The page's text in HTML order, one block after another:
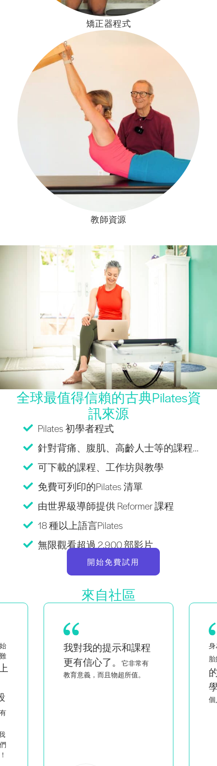
矯正器程式
教師資源
全球最值得信賴的古典Pilates資
訊來源
Pilates 初學者程式
針對背痛、腹肌、高齡人士等的課程...
可下載的課程、工作坊與教學
免費可列印的Pilates 清單
由世界級導師提供 Reformer 課程
18 種以上語言Pilates
無限觀看超過 2,900 部影片
開始免費試用
來自社區
身為黑人與同性戀女性的雙胞
胎媽媽，看到像我一樣
的人聰明又熱情地教